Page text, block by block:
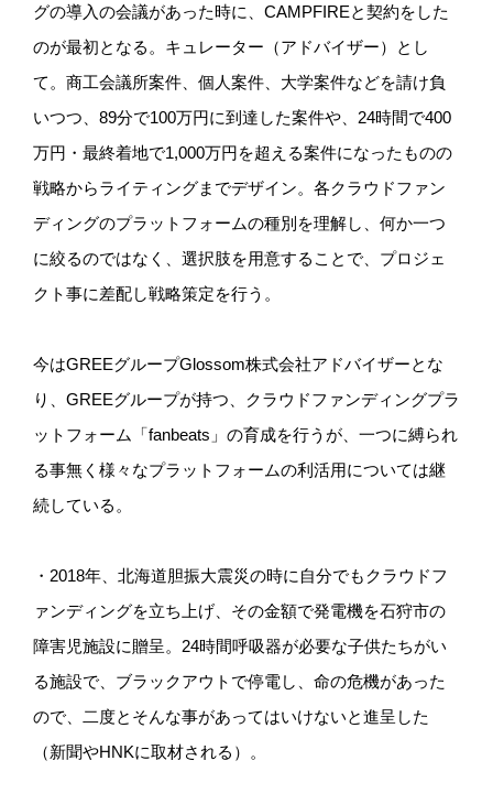
グの導入の会議があった時に、CAMPFIREと契約をした
のが最初となる。キュレーター（アドバイザー）とし
て。商工会議所案件、個人案件、大学案件などを請け負
いつつ、89分で100万円に到達した案件や、24時間で400
万円・最終着地で1,000万円を超える案件になったものの
戦略からライティングまでデザイン。各クラウドファン
ディングのプラットフォームの種別を理解し、何か一つ
に絞るのではなく、選択肢を用意することで、プロジェ
クト事に差配し戦略策定を行う。
今はGREEグループGlossom株式会社アドバイザーとな
り、GREEグループが持つ、クラウドファンディングプラ
ットフォーム「fanbeats」の育成を行うが、一つに縛られ
る事無く様々なプラットフォームの利活用については継
続している。
・2018年、北海道胆振大震災の時に自分でもクラウドフ
ァンディングを立ち上げ、その金額で発電機を石狩市の
障害児施設に贈呈。24時間呼吸器が必要な子供たちがい
る施設で、ブラックアウトで停電し、命の危機があった
ので、二度とそんな事があってはいけないと進呈した
（新聞やHNKに取材される）。